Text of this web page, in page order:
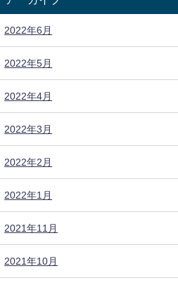
2022年6月
2022年5月
2022年4月
2022年3月
2022年2月
2022年1月
2021年11月
2021年10月